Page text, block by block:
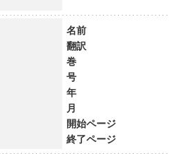
名前
翻訳
巻
号
年
月
開始ページ
終了ページ